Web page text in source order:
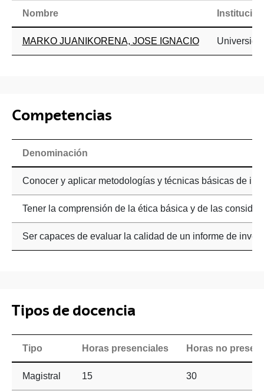
Nombre Institución
MARKO JUANIKORENA, JOSE IGNACIO
Competencias
Denominación
Conocer y aplicar metodologías y técnicas básicas de
Tener la comprensión de la ética básica y de las
Ser capaces de evaluar la calidad de un informe de
Tipos de docencia
Tipo Horas presenciales Horas no
Magistral 15 30